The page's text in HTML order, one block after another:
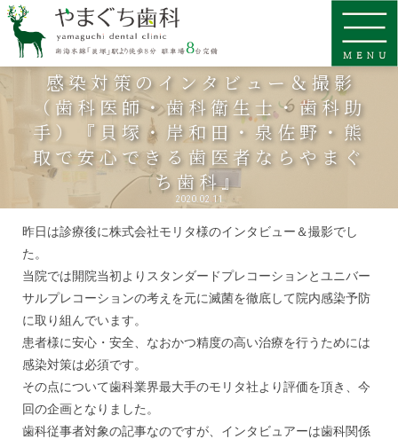
感染対策のインタビュー＆撮影
（歯科医師・歯科衛生士・歯科助
手）『貝塚・岸和田・泉佐野・熊
取で安心できる歯医者ならやまぐ
ち歯科』
2020.02.11
昨日は診療後に株式会社モリタ様のインタビュー＆撮影でし
た。
当院では開院当初よりスタンダードプレコーションとユニバー
サルプレコーションの考えを元に滅菌を徹底して院内感染予防
に取り組んでいます。
患者様に安心・安全、なおかつ精度の高い治療を行うためには
感染対策は必須です。
その点について歯科業界最大手のモリタ社より評価を頂き、今
回の企画となりました。
歯科従事者対象の記事なのですが、インタビュアーは歯科関係